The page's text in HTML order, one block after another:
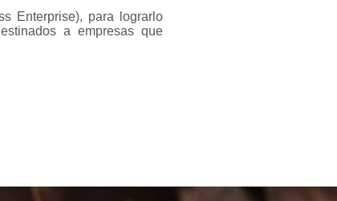
Enterprise), para lograrlo
a empresas que